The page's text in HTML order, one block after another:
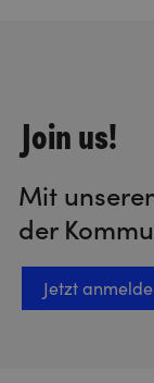
Join us!
Mit
der
Jetzt